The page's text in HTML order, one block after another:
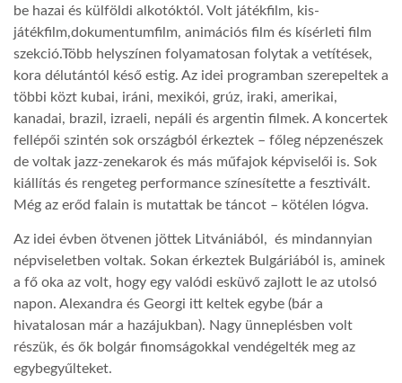
A NAP SZÉPE
GLOBOZSARU
LATIMO.HU
be hazai és külföldi alkotóktól. Volt játékfilm, kis-
játékfilm,dokumentumfilm, animációs film és kísérleti film
szekció.Több helyszínen folyamatosan folytak a vetítések,
kora délutántól késő estig. Az idei programban szerepeltek a
többi közt kubai, iráni, mexikói, grúz, iraki, amerikai,
kanadai, brazil, izraeli, nepáli és argentin filmek. A koncertek
fellépői szintén sok országból érkeztek – főleg népzenészek
de voltak jazz-zenekarok és más műfajok képviselői is. Sok
kiállítás és rengeteg performance színesítette a fesztivált.
Még az erőd falain is mutattak be táncot – kötélen lógva.
Az idei évben ötvenen jöttek Litvániából, és mindannyian
népviseletben voltak. Sokan érkeztek Bulgáriából is, aminek
a fő oka az volt, hogy egy valódi esküvő zajlott le az utolsó
napon. Alexandra és Georgi itt keltek egybe (bár a
hivatalosan már a hazájukban). Nagy ünneplésben volt
részük, és ők bolgár finomságokkal vendégelték meg az
egybegyűlteket.